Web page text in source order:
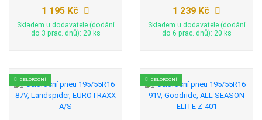
1 195 Kč
Skladem u dodavatele (dodání
do 3 prac. dnů): 20 ks
1 239 Kč
Skladem u dodavatele (dodání
do 6 prac. dnů): 20 ks
CELOROČNÍ CELOROČNÍ